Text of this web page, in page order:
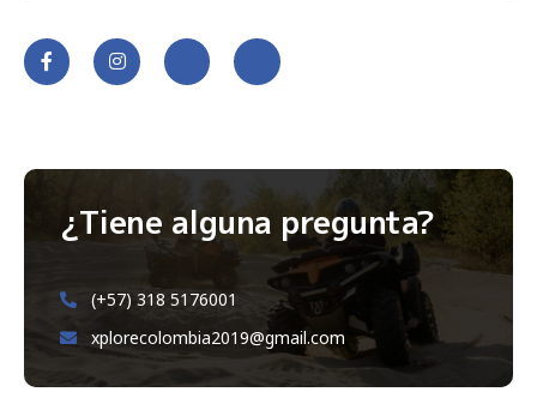
¿Tiene alguna pregunta?
(+57) 318 5176001
xplorecolombia2019@gmail.com